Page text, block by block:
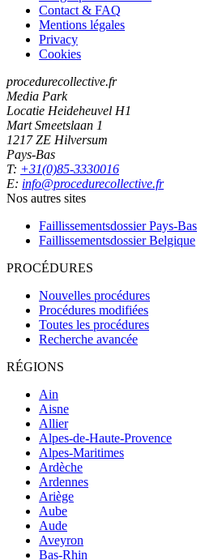
Contact & FAQ
Mentions légales
Privacy
Cookies
procedurecollective.fr
Media Park
Locatie Heideheuvel H1
Mart Smeetslaan 1
1217 ZE Hilversum
Pays-Bas
T: +31(0)85-3330016
E: info@procedurecollective.fr
Nos autres sites
Faillissementsdossier Pays-Bas
Faillissementsdossier Belgique
PROCÉDURES
Nouvelles procédures
Procédures modifiées
Toutes les procédures
Recherche avancée
RÉGIONS
Ain
Aisne
Allier
Alpes-de-Haute-Provence
Alpes-Maritimes
Ardèche
Ardennes
Ariège
Aube
Aude
Aveyron
Bas-Rhin